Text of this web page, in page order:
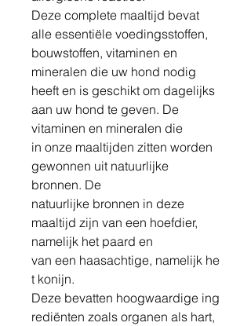
Deze complete maaltijd bevat
alle essentiële voedingsstoffen,
bouwstoffen, vitaminen en
mineralen die uw hond nodig
heeft en is geschikt om dagelijks
aan uw hond te geven. De
vitaminen en mineralen die
in onze maaltijden zitten worden
gewonnen uit natuurlijke
bronnen. De
natuurlijke bronnen in deze
maaltijd zijn van een hoefdier,
namelijk het paard en
van een haasachtige, namelijk he
t konijn.
Deze bevatten hoogwaardige ing
rediënten zoals organen als hart,